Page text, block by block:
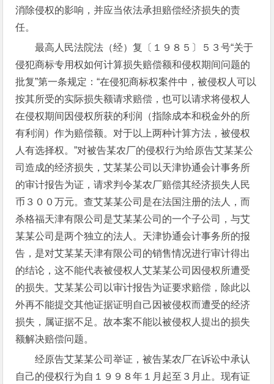
消除侵权的影响，并应当依法承担赔偿经济损失的责
任。
最高人民法院法（经）复〔１９８５〕５３号“关于
侵犯商标专用权如何计算损失赔偿额和侵权期间问题的
批复”第一条规定：“在侵犯商标权案件中，被侵权人可以
按其所受的实际损失额请求赔偿，也可以请求将侵权人
在侵权期间因侵权所获的利润（指除成本和税金外的所
有利润）作为赔偿额。对于以上两种计算方法，被侵权
人有选择权。”对被告某农厂的侵权行为给原告艾某某公
司造成的经济损失，艾某某公司以天津协通会计事务所
的审计报告为证，请求判令某农厂赔偿其经济损失人民
币３００万元。查艾某某公司是在法国注册的法人，而
杀格福天津有限公司是艾某某公司的一个子公司，与艾
某某公司是两个独立的法人。天津协通会计事务所的报
告，是对艾某某天津有限公司的销售情况进行审计得出
的结论，这不能代表被侵权人艾某某公司因侵权所遭受
的损失。艾某某公司以审计报告为证要求赔偿，除此以
外再不能提交其他证据证明自己因被侵权而遭受的经济
损失，属证据不足。故本案不能以被侵权人提出的损失
额解决赔偿问题。
经原告艾某某公司举证，被告某农厂在诉讼中承认
自己的侵权行为自１９９８年１月起至３月止。现有证